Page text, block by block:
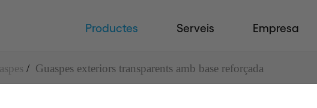
Productes Serveis Empresa
Guaspes exteriors transparents amb base reforçada